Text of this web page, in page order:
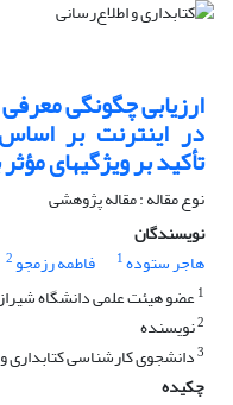
ارزیابی چگونگی
در اینترنت بر اساس
تأکید بر ویژگیهای
نوع مقاله : مقاله پژوهشی
نویسندگان
هاجر ستوده1 فاطمه رزمجو2
1عضو هیئت علمی دانشگاه
2نویسنده
3دانشجوی کارشناسی کتابداری
چکیده